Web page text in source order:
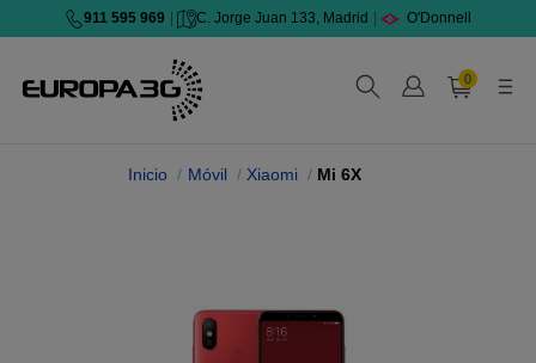
911 595 969 C. Jorge Juan 133, Madrid O'Donnell
0
Inicio Móvil Xiaomi Mi 6X